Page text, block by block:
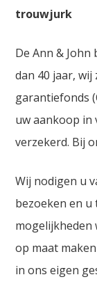
trouwjurk
De Ann &
dan 40 jaar,
garantiefonds
uw aankoop in
verzekerd. Bij
Wij nodigen u
bezoeken en u
mogelijkheden
op maat
in ons eigen